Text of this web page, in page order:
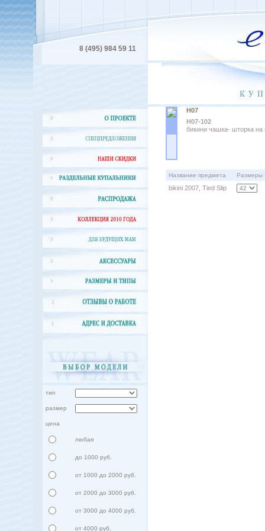
8 (495) 984 59 11
тип
размер
цена
любая
до 1000 руб.
от 1000 до 2000 руб.
от 2000 до 3000 руб.
от 3000 до 4000 руб.
от 4000 руб.
H07
H07-102
бикини чашка- шторка
Название предмета Размеры
bikini 2007, Tied Slip